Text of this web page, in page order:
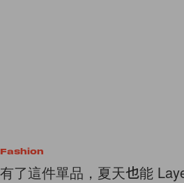
Fashion
有了這件單品，夏天也能